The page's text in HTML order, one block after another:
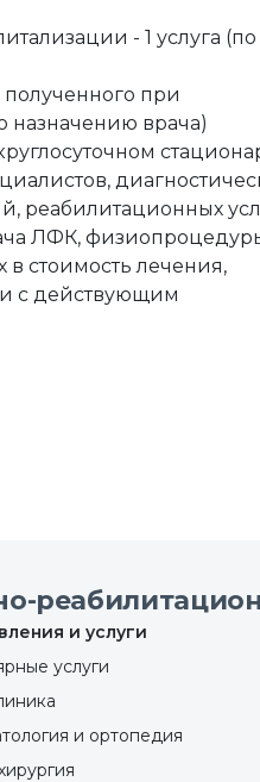
- 1 услуга (по
полученного при
назначению врача)
реабилитационных
ЛФК,
стоимость лечения,
с действующим
и услуги
услуги
и ортопедия